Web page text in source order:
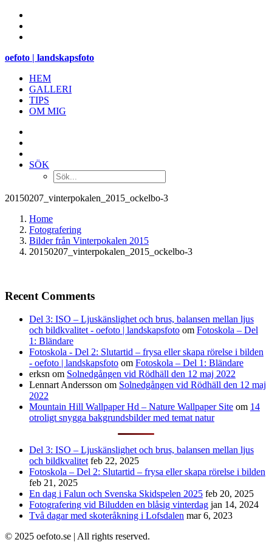
oefoto | landskapsfoto
HEM
GALLERI
TIPS
OM MIG
SÖK
20150207_vinterpokalen_2015_ockelbo-3
Home
Fotografering
Bilder från Vinterpokalen 2015
20150207_vinterpokalen_2015_ockelbo-3
Recent Comments
Del 3: ISO – Ljuskänslighet och brus, balansen mellan ljus
och bildkvalitet - oefoto | landskapsfoto om Fotoskola – Del
1: Bländare
Fotoskola - Del 2: Slutartid – frysa eller skapa rörelse i bilden
- oefoto | landskapsfoto om Fotoskola – Del 1: Bländare
erksn om Solnedgången vid Rödhäll den 12 maj 2022
Lennart Andersson om Solnedgången vid Rödhäll den 12 maj
2022
Mountain Hill Wallpaper Hd – Nature Wallpaper Site om 14
otroligt snygga bakgrundsbilder med temat natur
Del 3: ISO – Ljuskänslighet och brus, balansen mellan ljus
och bildkvalitet feb 22, 2025
Fotoskola – Del 2: Slutartid – frysa eller skapa rörelse i bilden
feb 21, 2025
En dag i Falun och Svenska Skidspelen 2025 feb 20, 2025
Fotografering vid Biludden en blåsig vinterdag jan 14, 2024
Två dagar med skoteråkning i Lofsdalen mar 6, 2023
© 2025 oefoto.se | All rights reserved.